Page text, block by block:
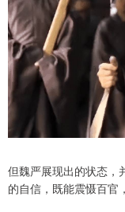
但魏严展现出的状态，
的自信，既能震慑百官